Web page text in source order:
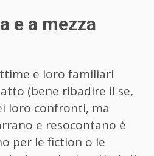
e a mezza
e loro familiari
(bene ribadire il se,
loro confronti, ma
e resocontano è
per le fiction o le